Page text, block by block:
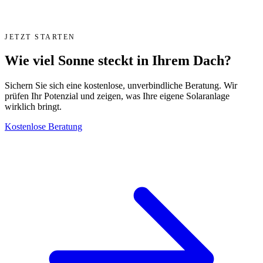
JETZT STARTEN
Wie viel Sonne steckt in Ihrem Dach?
Sichern Sie sich eine kostenlose, unverbindliche Beratung. Wir
prüfen Ihr Potenzial und zeigen, was Ihre eigene Solaranlage
wirklich bringt.
Kostenlose Beratung